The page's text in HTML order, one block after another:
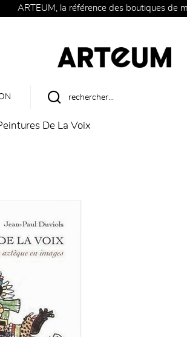
ARTEUM, la référence des boutiques de
De La Voix